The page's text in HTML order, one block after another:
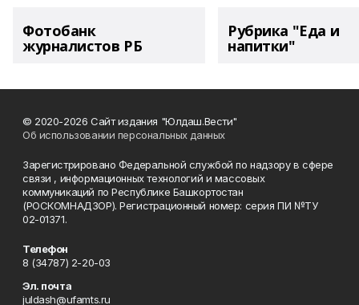
Фотобанк
журналистов РБ
Рубрика "Еда и
напитки"
© 2020-2026 Сайт издания "Юлдаш.Вести"
Об использовании персональных данных
Зарегистрировано Федеральной службой по надзору в сфере
связи , информационных технологий и массовых
коммуникаций по Республике Башкортостан
(РОСКОМНАДЗОР). Регистрационный номер: серия ПИ №ТУ
02-01371.
Телефон
8 (34787) 2-20-03
Эл. почта
juldash@ufamts.ru